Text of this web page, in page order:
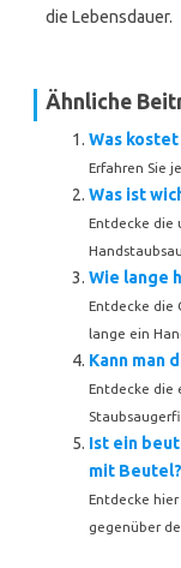
die Lebensdauer.
Ähnliche
Was
Erfahren Sie
Was ist
Entdecke die
Wie lange
Entdecke die
lange ein
Kann man
Entdecke die
Ist ein
mit Beutel?
Entdecke
gegenüber